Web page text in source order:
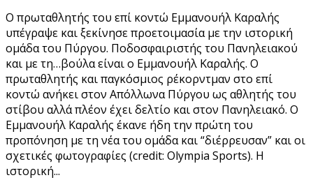
Ο πρωταθλητής του επί κοντώ Εμμανουήλ Καραλής
υπέγραψε και ξεκίνησε προετοιμασία με την ιστορική
ομάδα του Πύργου. Ποδοσφαιριστής του Πανηλειακού
και με τη…βούλα είναι ο Εμμανουήλ Καραλής. Ο
πρωταθλητής και παγκόσμιος ρέκορντμαν στο επί
κοντώ ανήκει στον Απόλλωνα Πύργου ως αθλητής του
στίβου αλλά πλέον έχει δελτίο και στον Πανηλειακό. Ο
Εμμανουήλ Καραλής έκανε ήδη την πρώτη του
προπόνηση με τη νέα του ομάδα και “διέρρευσαν” και οι
σχετικές φωτογραφίες (credit: Olympia Sports). Η
ιστορική...